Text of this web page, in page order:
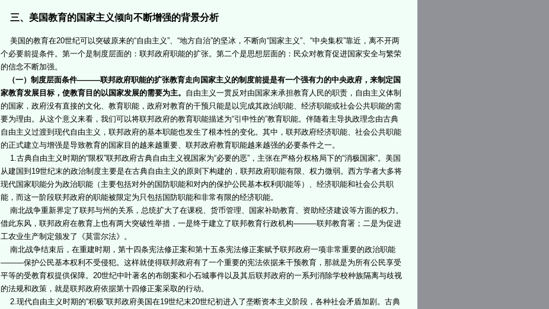
三、美国教育的国家主义倾向不断增强的背景分析
美国的教育在20世纪可以突破原来的“自由主义”、“地方自治”的坚冰，不断向“国家主义”、“中央集权”靠近，离不开两
个必要前提条件。第一个是制度层面的：联邦政府职能的扩张。第二个是思想层面的：民众对教育促进国家安全与繁荣
的信念不断加强。
（一）制度层面条件———联邦政府职能的扩张教育走向国家主义的制度前提是有一个强有力的中央政府，来制定国
家教育发展目标，使教育目的以国家发展的需要为主。 自由主义一贯反对由国家来承担教育人民的职责，自由主义体制
的国家，政府没有直接的文化、教育职能，政府对教育的干预只能是以完成其政治职能、经济职能或社会公共职能的需
要为理由。从这个意义来看，我们可以将联邦政府的教育职能描述为“引申性的”教育职能。伴随着主导执政理念由古典
自由主义过渡到现代自由主义，联邦政府的基本职能也发生了根本性的变化。其中，联邦政府经济职能、社会公共职能
的正式建立与增强是导致教育的国家目的越来越重要、联邦政府教育职能越来越强的必要条件之一。
1.古典自由主义时期的“限权”联邦政府古典自由主义视国家为“必要的恶”，主张在严格分权格局下的“消极国家”。美国
从建国到19世纪末的政治制度主要是在古典自由主义的原则下构建的，联邦政府职能有限、权力微弱。西方学者大多将
现代国家职能分为政治职能（主要包括对外的国防职能和对内的保护公民基本权利职能等）、经济职能和社会公共职
能，而这一阶段联邦政府的职能被限定为只包括国防职能和非常有限的经济职能。
南北战争重新界定了联邦与州的关系，总统扩大了在课税、货币管理、国家补助教育、资助经济建设等方面的权力。
借此东风，联邦政府在教育上也有两大突破性举措，一是终于建立了联邦教育行政机构———联邦教育署；二是为促进
工农业生产制定颁发了《莫雷尔法》。
南北战争结束后，在重建时期，第十四条宪法修正案和第十五条宪法修正案赋予联邦政府一项非常重要的政治职能
———保护公民基本权利不受侵犯。这样就使得联邦政府有了一个重要的宪法依据来干预教育，那就是为所有公民享受
平等的受教育权提供保障。20世纪中叶著名的布朗案和小石城事件以及其后联邦政府的一系列消除学校种族隔离与歧视
的法规和政策，就是联邦政府依据第十四修正案采取的行动。
2.现代自由主义时期的“积极”联邦政府美国在19世纪末20世纪初进入了垄断资本主义阶段，各种社会矛盾加剧。古典